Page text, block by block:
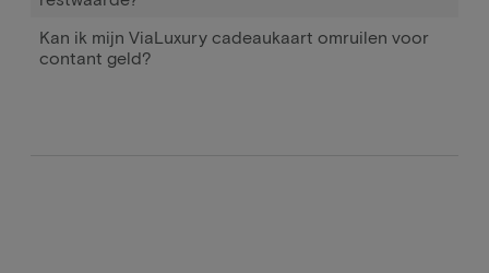
Kan ik mijn ViaLuxury cadeaukaart omruilen voor
contant geld?